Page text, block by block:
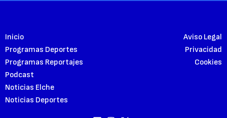
Inicio
Programas Deportes
Programas Reportajes
Podcast
Noticias Elche
Noticias Deportes
Aviso Legal
Privacidad
Cookies